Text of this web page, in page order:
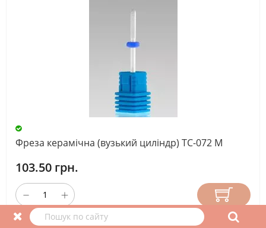
Фреза керамічна (вузький циліндр) TC-072 М
103.50 грн.